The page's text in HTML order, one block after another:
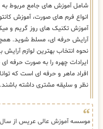
شامل آموزش های جامع مربوط به
انواع فرم های صورت، آموزش
آموزش تکنیک های روز گریم و
آرایش حرفه ای، مسلط شوید.
نحوه انتخاب بهترین لوازم
ایرادات چهره را به صورت حرفه
افراد ماهر و حرفه ای است که
نظر و سلیقه مشتری داشته باشند.